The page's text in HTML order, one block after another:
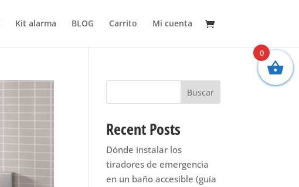
Kit alarma BLOG Carrito Mi cuenta
Buscar
Recent Posts
Dónde instalar los
tiradores de emergencia
en un baño accesible (guía
0